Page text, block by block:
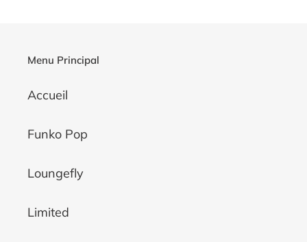
Menu Principal
Accueil
Funko Pop
Loungefly
Limited